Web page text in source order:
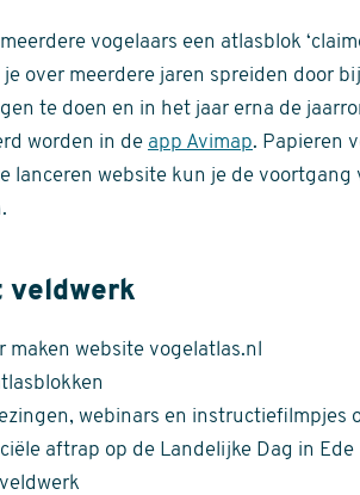
vogelaars een atlasblok
over meerdere jaren spreiden door
te doen en in het jaar erna de
worden in de app Avimap. Papieren
lanceren website kun je de
veldwerk
maken website vogelatlas.nl
webinars en instructiefilmpjes
aftrap op de Landelijke Dag in Ede